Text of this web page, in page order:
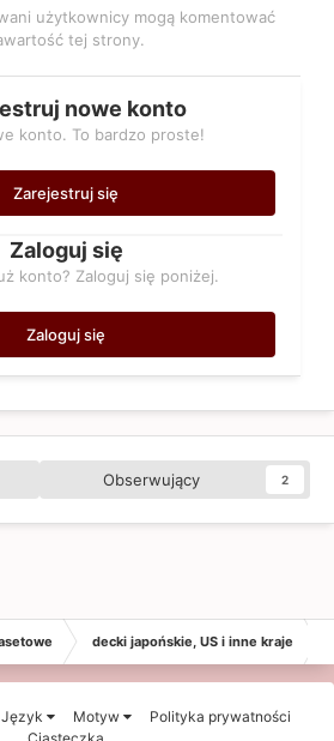
użytkownicy mogą komentować
tej strony.
nowe konto
konto. To bardzo proste!
Zarejestruj się
Zaloguj się
konto? Zaloguj się poniżej.
Zaloguj się
Obserwujący 2
decki japońskie, US i inne kraje
Język Motyw
Polityka prywatności